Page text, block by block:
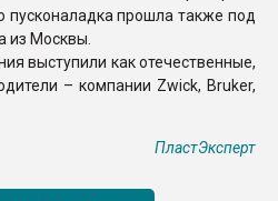
пусконаладка прошла также под
из Москвы.
выступили как отечественные,
– компании Zwiсk, Bruker,
ПластЭксперт